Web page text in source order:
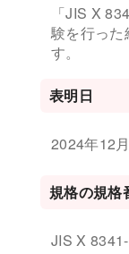
「JIS X
験を行った
す。
表明日
2024年12
規格の規格
JIS X